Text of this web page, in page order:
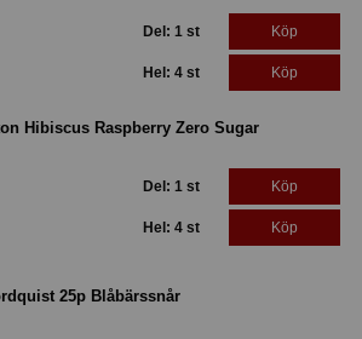
Del: 1 st Köp
Hel: 4 st Köp
Hibiscus Raspberry Zero Sugar
Del: 1 st Köp
Hel: 4 st Köp
25p Blåbärssnår